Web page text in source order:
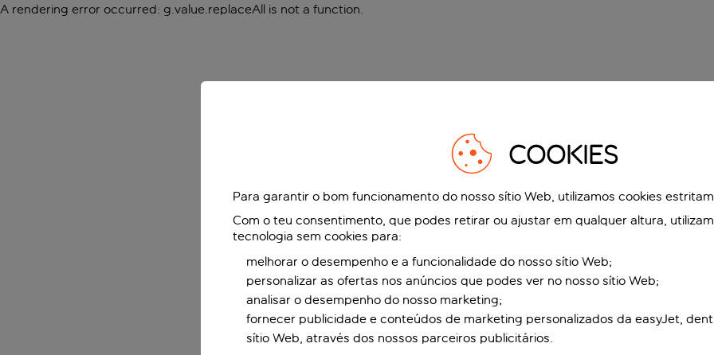
A rendering error occurred: g.value.replaceAll is not a function.
COOKIES
Para garantir o bom funcionamento do nosso sítio Web, utilizamos cookies
Com o teu consentimento, que podes retirar ou ajustar em qualquer altura,
tecnologia sem cookies para:
melhorar o desempenho e a funcionalidade do nosso sítio Web;
personalizar as ofertas nos anúncios que podes ver no nosso sítio Web;
analisar o desempenho do nosso marketing;
fornecer publicidade e conteúdos de marketing personalizados da easyJet,
sítio Web, através dos nossos parceiros publicitários.